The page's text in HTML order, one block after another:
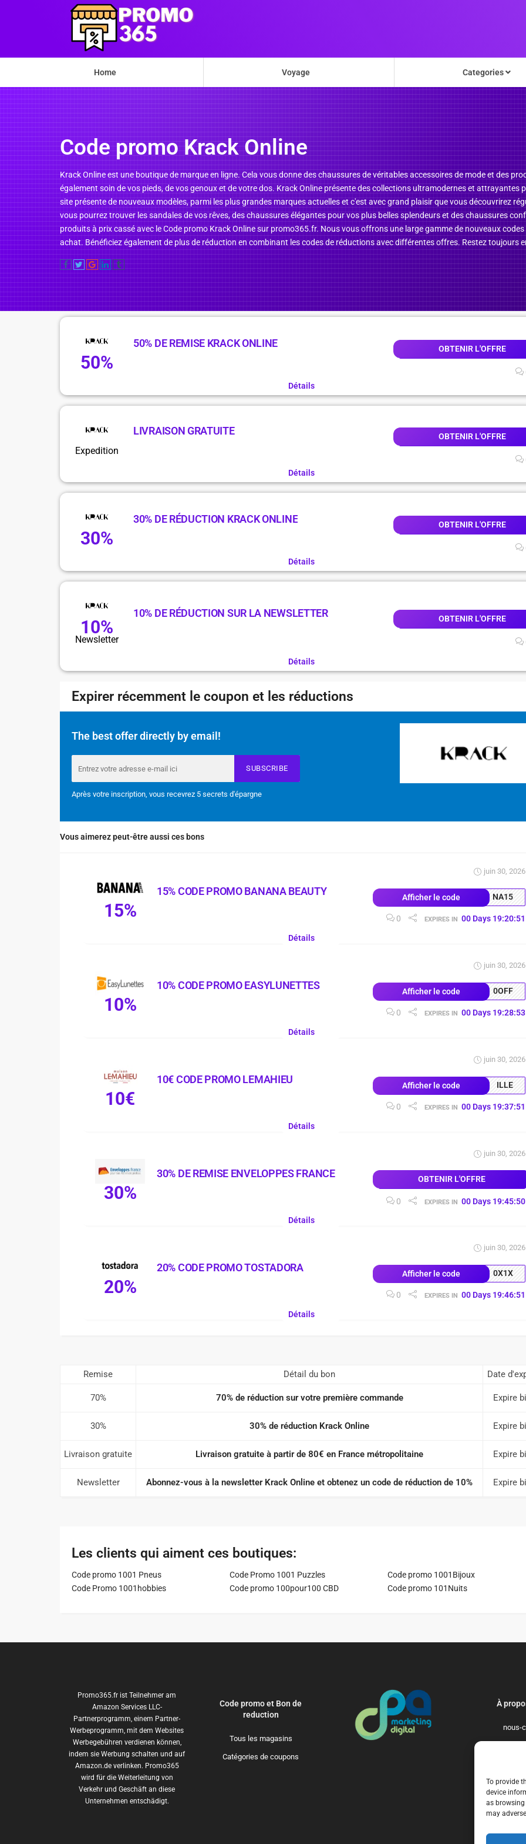
To provide
device
as
may
Home Voyage Categories
Code promo Krack Online
Krack Online est une boutique de marque en ligne. Cela vous donne des chaussures de véritables accessoires de mode et des
également soin de vos pieds, de vos genoux et de votre dos. Krack Online présente des collections ultramodernes et attrayantes
site présente de nouveaux modèles, parmi les plus grandes marques actuelles et c'est avec grand plaisir que vous découvrirez
vous pourrez trouver les sandales de vos rêves, des chaussures élégantes pour vos plus belles splendeurs et des chaussures
produits à prix cassé avec le Code promo Krack Online sur promo365.fr. Nous vous offrons une large gamme de nouveaux
achat. Bénéficiez également de plus de réduction en combinant les codes de réductions avec différentes offres. Restez
50%
50% DE REMISE KRACK ONLINE OBTENIR L'OFFRE
Détails
Expedition
LIVRAISON GRATUITE OBTENIR L'OFFRE
Détails
30%
30% DE RÉDUCTION KRACK ONLINE OBTENIR L'OFFRE
Détails
10%
Newsletter
10% DE RÉDUCTION SUR LA NEWSLETTER OBTENIR L'OFFRE
Détails
Expirer récemment le coupon et les réductions
The best offer directly by email!
SUBSCRIBE
Après votre inscription, vous recevrez 5 secrets d'épargne
Vous aimerez peut-être aussi ces bons
15%
15% CODE PROMO BANANA BEAUTY
juin 30, 2026
Afficher le code NA15
0 EXPIRES IN 00 Days 19:20:51
Détails
10%
10% CODE PROMO EASYLUNETTES
juin 30, 2026
Afficher le code 0OFF
0 EXPIRES IN 00 Days 19:28:53
Détails
10€
10€ CODE PROMO LEMAHIEU
juin 30, 2026
Afficher le code ILLE
0 EXPIRES IN 00 Days 19:37:51
Détails
30%
30% DE REMISE ENVELOPPES FRANCE
juin 30, 2026
OBTENIR L'OFFRE
0 EXPIRES IN 00 Days 19:45:50
Détails
20%
20% CODE PROMO TOSTADORA
juin 30, 2026
Afficher le code 0X1X
0 EXPIRES IN 00 Days 19:46:51
Détails
Remise Détail du bon Date
70% 70% de réduction sur votre première commande Expire
30% 30% de réduction Krack Online Expire
Livraison gratuite Livraison gratuite à partir de 80€ en France métropolitaine Expire
Newsletter Abonnez-vous à la newsletter Krack Online et obtenez un code de réduction de 10% Expire
Les clients qui aiment ces boutiques:
Code promo 1001 Pneus Code Promo 1001 Puzzles
Code promo 1001Bijoux
Code Promo 1001hobbies
Code promo 100pour100 CBD Code promo 101Nuits
Promo365.fr ist Teilnehmer am
Amazon Services LLC-
Partnerprogramm, einem Partner-
Werbeprogramm, mit dem Websites
Werbegebühren verdienen können,
indem sie Werbung schalten und auf
Amazon.de verlinken. Promo365
wird für die Weiterleitung von
Verkehr und Geschäft an diese
Unternehmen entschädigt.
Code promo et Bon de
reduction
Tous les magasins
Catégories de coupons
À
nous-